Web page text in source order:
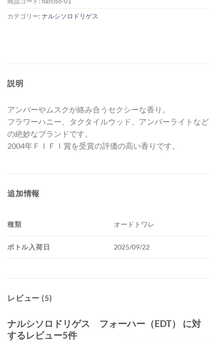
カテゴリー:ナルシソロドリゲス
説明
アンバーやムスクが絡み合うセクシーな香り。
フラワーハニー、タクタイルウッド、アンバーライトなど
の絶妙なブランドです。
2004年ＦＩＦＩ賞を受賞の評価の高い香りです。
追加情報
種類 オードトワレ
ボトル入荷日 2025/09/22
レビュー (5)
ナルシソロドリゲス フォーハー（EDT）
に対
するレビュー5件